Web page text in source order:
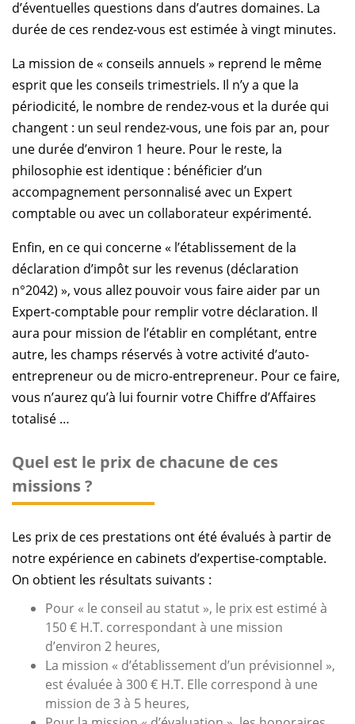
d’éventuelles questions dans d’autres domaines. La
durée de ces rendez-vous est estimée à vingt minutes.
La mission de« conseils annuels » reprend le même
esprit que les conseils trimestriels. Il n’y a que la
périodicité, le nombre de rendez-vous et la durée qui
changent : un seul rendez-vous, une fois par an, pour
une durée d’environ 1 heure. Pour le reste, la
philosophie est identique : bénéficier d’un
accompagnement personnalisé avec un Expert
comptable ou avec un collaborateur expérimenté.
Enfin, en ce qui concerne« l’établissement de la
déclaration d’impôt sur les revenus (déclaration
n°2042) », vous allez pouvoir vous faire aider par un
Expert-comptable pour remplir votre déclaration. Il
aura pour mission de l’établir en complétant, entre
autre, les champs réservés à votre activité d’auto-
entrepreneur ou de micro-entrepreneur. Pour ce faire,
vous n’aurez qu’à lui fournir votre Chiffre d’Affaires
totalisé …
Quel est le prix de chacune de ces
missions ?
Les prix de ces prestations ont été évalués à partir de
notre expérience en cabinets d’expertise-comptable.
On obtient les résultats suivants :
Pour « le conseil au statut », le prix est estimé à
150 € H.T. correspondant à une mission
d’environ 2 heures,
La mission « d’établissement d’un prévisionnel »,
est évaluée à 300 € H.T. Elle correspond à une
mission de 3 à 5 heures,